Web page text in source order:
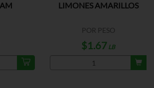
LIMONES AMARILLOS
POR PESO
$1.67 LB